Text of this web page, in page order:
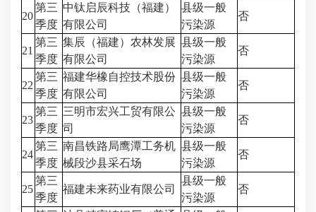
20
第三
季度
中钛启辰科技（福建）
有限公司
县级一般
污染源
否
21
第三
季度
集辰（福建）农林发展
有限公司
县级一般
污染源
否
22
第三
季度
福建华橡自控技术股份
有限公司
县级一般
污染源
否
23
第三
季度
三明市宏兴工贸有限公
司
县级一般
污染源
否
24
第三
季度
南昌铁路局鹰潭工务机
械段沙县采石场
县级一般
污染源
否
25
第三
季度
福建未来药业有限公司
县级一般
污染源
否